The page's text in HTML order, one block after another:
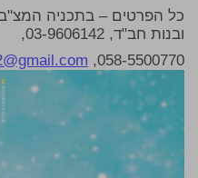
כל הפרטים – בתכניה
ובנות חב"ד, 03-9606142,
058-5500770,